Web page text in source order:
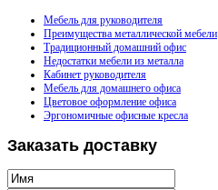
Мебель для руководителя
Преимущества металлической мебели
Традиционный домашний офис
Недостатки мебели из металла
Кабинет руководителя
Мебель для домашнего офиса
Цветовое оформление офиса
Эргономичные офисные кресла
Заказать доставку